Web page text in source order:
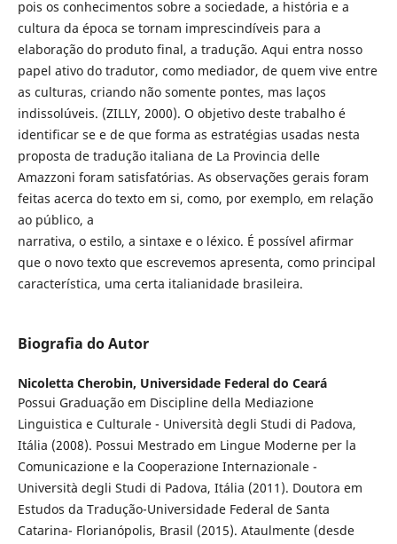
pois os conhecimentos sobre a sociedade, a história e a
cultura da época se tornam imprescindíveis para a
elaboração do produto final, a tradução. Aqui entra nosso
papel ativo do tradutor, como mediador, de quem vive entre
as culturas, criando não somente pontes, mas laços
indissolúveis. (ZILLY, 2000). O objetivo deste trabalho é
identificar se e de que forma as estratégias usadas nesta
proposta de tradução italiana de La Provincia delle
Amazzoni foram satisfatórias. As observações gerais foram
feitas acerca do texto em si, como, por exemplo, em relação
ao público, a
narrativa, o estilo, a sintaxe e o léxico. É possível afirmar
que o novo texto que escrevemos apresenta, como principal
característica, uma certa italianidade brasileira.
Biografia do Autor
Nicoletta Cherobin, Universidade Federal do Ceará
Possui Graduação em Discipline della Mediazione
Linguistica e Culturale - Università degli Studi di Padova,
Itália (2008). Possui Mestrado em Lingue Moderne per la
Comunicazione e la Cooperazione Internazionale -
Università degli Studi di Padova, Itália (2011). Doutora em
Estudos da Tradução-Universidade Federal de Santa
Catarina- Florianópolis, Brasil (2015). Ataulmente (desde